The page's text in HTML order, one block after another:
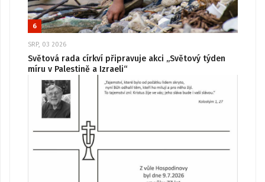
6
SRP, 03 2026
Světová rada církví připravuje akci „Světový týden
míru v Palestině a Izraeli“